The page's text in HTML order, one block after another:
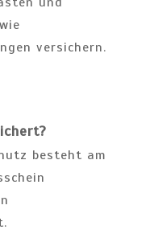
versichern.
besteht am